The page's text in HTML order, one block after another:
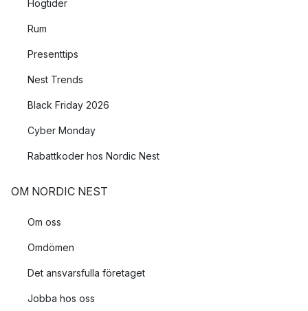
Högtider
Rum
Presenttips
Nest Trends
Black Friday 2026
Cyber Monday
Rabattkoder hos Nordic Nest
OM NORDIC NEST
Om oss
Omdömen
Det ansvarsfulla företaget
Jobba hos oss